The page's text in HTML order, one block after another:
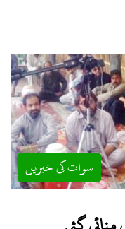
سوات کی خبریں